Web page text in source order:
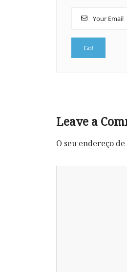
Leave a
O seu endereço